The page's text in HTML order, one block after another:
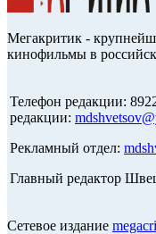
Мегакритик -
кинофильмы в
Телефон редакции:
редакции:
Рекламный отдел:
Главный редактор
Сетевое издание